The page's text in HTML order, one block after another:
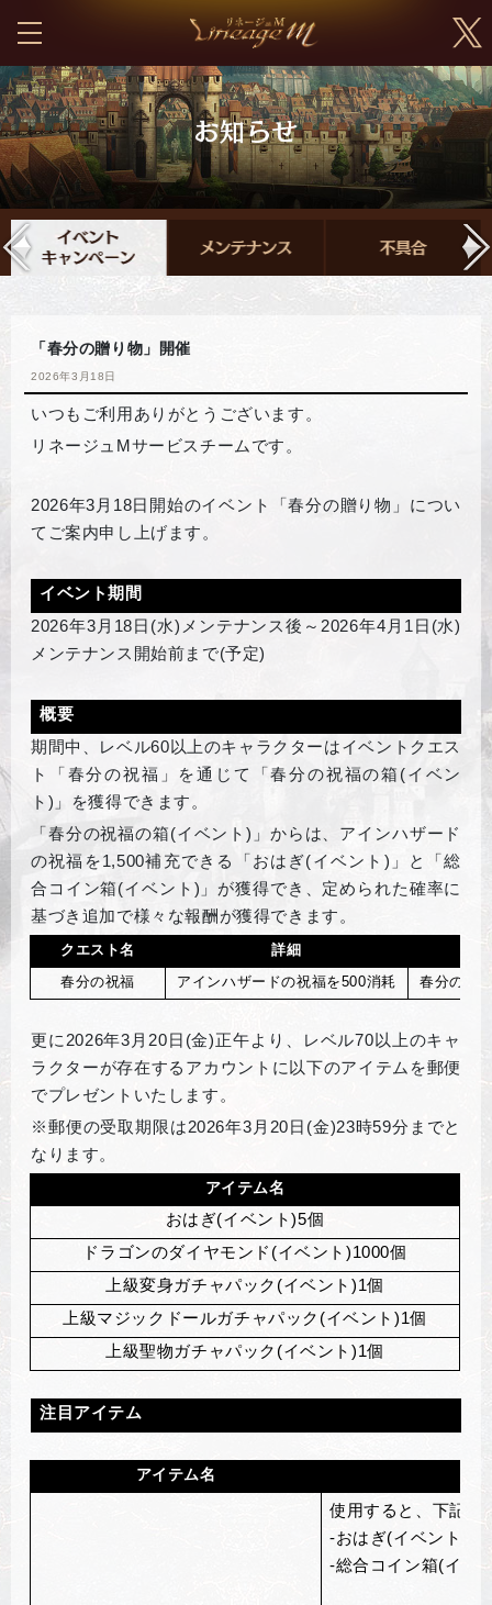
「春分の贈り物」開催
2026年3月18日
いつもご利用ありがとうございます。
リネージュMサービスチームです。
2026年3月18日開始のイベント「春分の贈り物」につい
てご案内申し上げます。
イベント期間
2026年3月18日(水)メンテナンス後～2026年4月1日(水)
メンテナンス開始前まで(予定)
概要
期間中、レベル60以上のキャラクターはイベントクエス
ト「春分の祝福」を通じて「春分の祝福の箱(イベン
ト)」を獲得できます。
「春分の祝福の箱(イベント)」からは、アインハザード
の祝福を1,500補充できる「おはぎ(イベント)」と「総
合コイン箱(イベント)」が獲得でき、定められた確率に
基づき追加で様々な報酬が獲得できます。
クエスト名
詳細
春分の祝福
アインハザードの祝福を500消耗 春分の祝
更に2026年3月20日(金)正午より、レベル70以上のキャ
ラクターが存在するアカウントに以下のアイテムを郵便
でプレゼントいたします。
※郵便の受取期限は2026年3月20日(金)23時59分までと
なります。
アイテム名
おはぎ(イベント)5個
ドラゴンのダイヤモンド(イベント)1000個
上級変身ガチャパック(イベント)1個
上級マジックドールガチャパック(イベント)1個
上級聖物ガチャパック(イベント)1個
注目アイテム
アイテム名
使用すると、下記ア
-おはぎ(イベント)1
-総合コイン箱(イベ